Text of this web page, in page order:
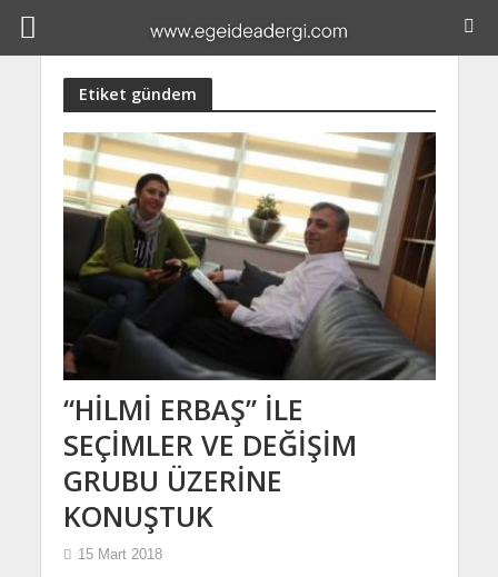
Etiket gündem
“HİLMİ ERBAŞ” İLE
SEÇİMLER VE DEĞİŞİM
GRUBU ÜZERİNE
KONUŞTUK
15 Mart 2018